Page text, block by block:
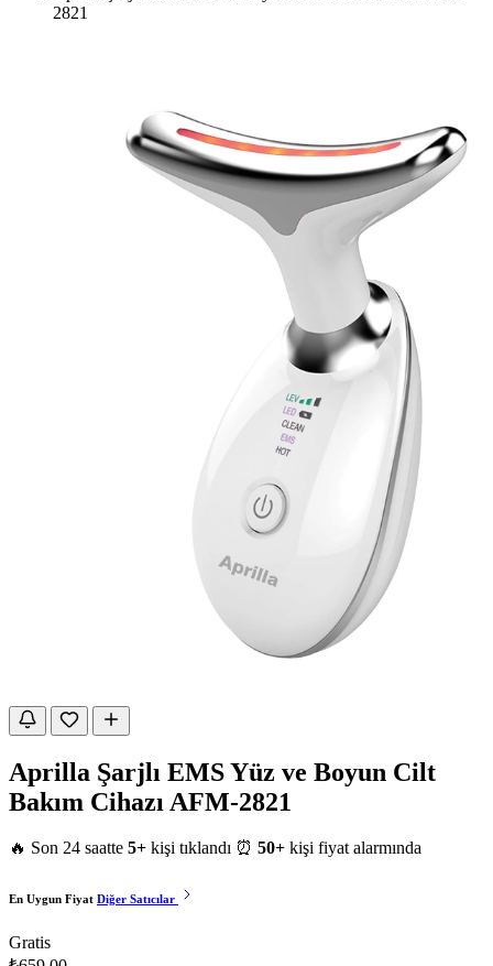
2821
Aprilla Şarjlı EMS Yüz ve Boyun Cilt
Bakım Cihazı AFM-2821
🔥 Son 24 saatte 5+ kişi tıklandı ⏰ 50+ kişi fiyat alarmında
En Uygun Fiyat Diğer Satıcılar
Gratis